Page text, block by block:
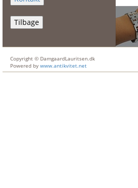
Tilbage
Copyright © DamgaardLauritsen.dk
Powered by www.antikvitet.net